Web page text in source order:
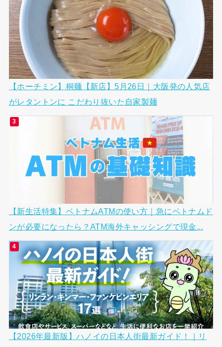
【ホーチミン】桐麺【新店】5月26日｜大阪発の人気店
がレタントンに こだわり抜いた自家製麺
【新生活特集】ベトナムATMの使い方｜急にベトナムド
ンが必要になったら？ATM海外キャッシングで現金...
【2026年最新版】ハノイの日本人街最新ガイド！｜リ